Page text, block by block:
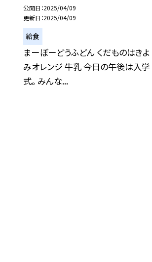
公開日 2025/04/09
更新日 2025/04/09
給食
まーぼーどうふどん くだものはきよ
みオレンジ 牛乳 今日の午後は入学
式。 みんな...